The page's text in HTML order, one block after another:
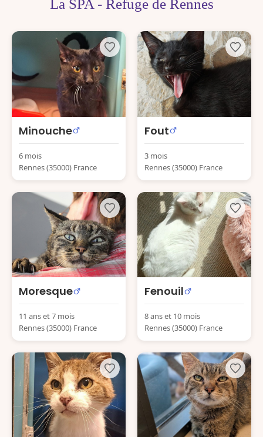
La SPA - Refuge de Rennes
Minouche
6 mois
Rennes (35000) France
Fout
3 mois
Rennes (35000) France
Moresque
11 ans et 7 mois
Rennes (35000) France
Fenouil
8 ans et 10 mois
Rennes (35000) France